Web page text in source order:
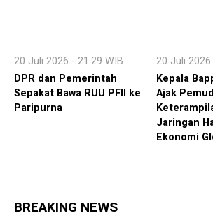
20 Juli 2026 - 21:29 WIB
DPR dan Pemerintah
Sepakat Bawa RUU PFII ke
Paripurna
20 Juli
Kepala
Ajak
Jaringan
Ekonomi
BREAKING NEWS